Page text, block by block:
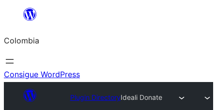
Saltar
contenido
Colombia
Consigue WordPress
Plugin DirectoryIdeali Donate